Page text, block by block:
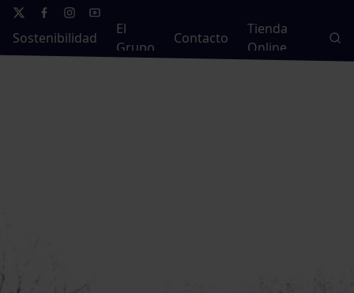
Sostenibilidad
El
Grupo
Contacto
Tienda
Online